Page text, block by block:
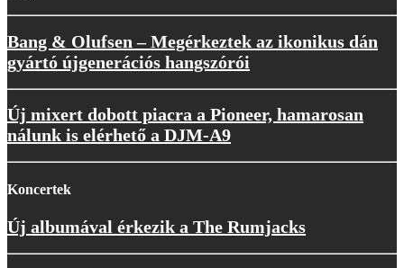
Bang & Olufsen – Megérkeztek az ikonikus dán
gyártó újgenerációs hangszórói
Új mixert dobott piacra a Pioneer, hamarosan
nálunk is elérhető a DJM-A9
Koncertek
Új albumával érkezik a The Rumjacks